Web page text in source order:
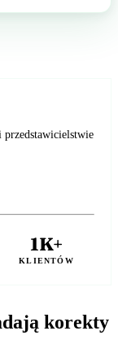
przedstawicielstwie
1K+
KLIENTÓW
korekty